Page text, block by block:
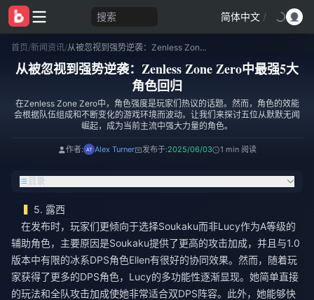
搜索 简体中文 /
首页/新闻资讯/ 从被忽视到强势逆袭：Zenless Zone Zero中最强5大角色回归
从被忽视到强势逆袭：Zenless Zone Zero中最强5大
角色回归
在Zenless Zone Zero中，角色强度是玩家们热议的话题。然而，角色的效能
会根据队伍组成和不断变化的游戏环境而波动。让我们来探讨五位从默默无闻
崛起，成为当前主流中强大力量的角色。
作者: Alex Turner 发布于:2025/06/03 1 min 阅读
目录
5. 露西
在发布时，玩家们更倾向于选择Soukaku而非Lucy作为A等级的
辅助角色，主要原因是Soukaku提供了更高的攻击加成，并且与1.0
版本中有限的冰系DPS角色Ellen有很好的协同效果。然而，随着玩
家获得了更多的DPS角色，Lucy的多功能性逐渐显现。她简单直接
的玩法和全队攻击加成使她非常适合双DPS阵容。此外，她能够快